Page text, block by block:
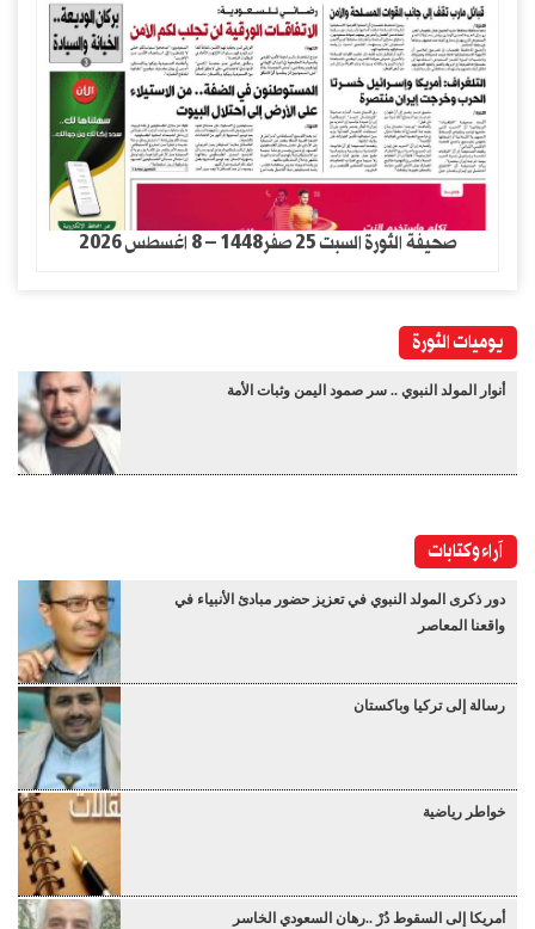
صحيفة الثورة السبت 25 صفر1448 – 8 اغسطس 2026
يوميات الثورة
أنوار المولد النبوي .. سر صمود اليمن وثبات الأمة
آراء وكتابات
دور ذكرى المولد النبوي في تعزيز حضور مبادئ الأنبياء في
واقعنا المعاصر
رسالة إلى تركيا وباكستان
خواطر رياضية
أمريكا إلى السقوط دُرْ ..رهان السعودي الخاسر